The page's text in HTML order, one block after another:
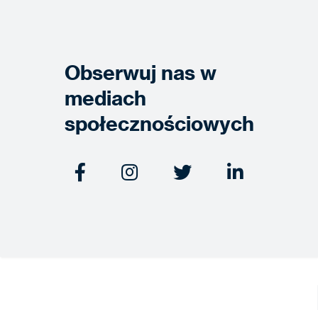
Obserwuj nas w
mediach
społecznościowych
   